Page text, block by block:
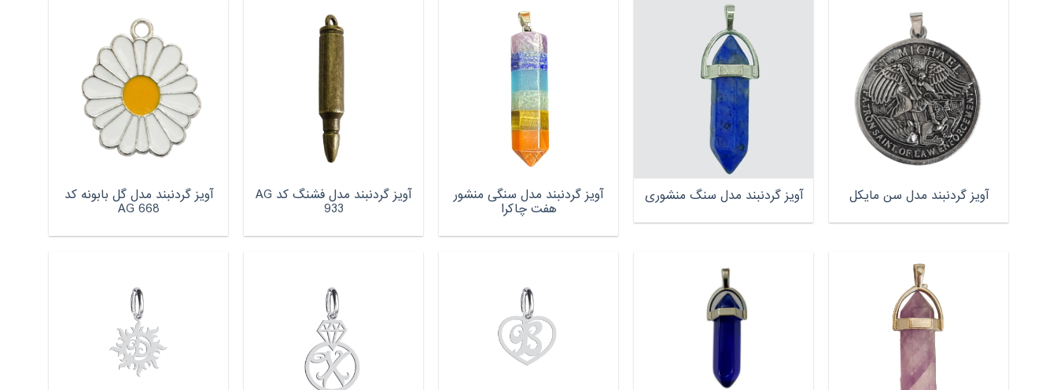
آویز گردنبند مدل سن مایکل آویز گردنبند مدل سنگ منشوری آویز گردنبند مدل سنگی منشور
هفت چاکرا
آویز گردنبند مدل فشنگ کد AG
933
آویز گردنبند مدل گل بابونه کد
AG 668